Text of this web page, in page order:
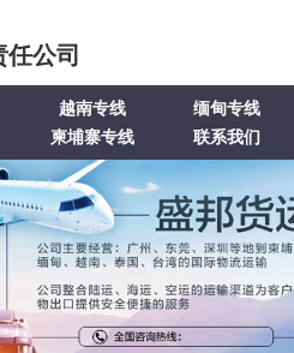
公司
越南专线
缅甸专线
柬埔寨专线 联系我们